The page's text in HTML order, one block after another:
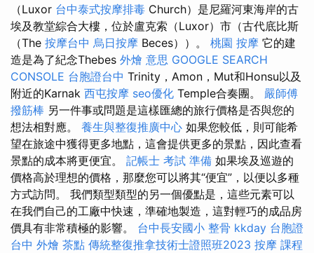
（Luxor 台中泰式按摩排毒 Church）是尼羅河東海岸的古
埃及教堂綜合大樓，位於盧克索（Luxor）市（古代底比斯
（The 按摩台中 烏日按摩 Beces））。 桃園 按摩 它的建
造是為了紀念Thebes 外燴 意思 GOOGLE SEARCH
CONSOLE 台胞證台中 Trinity，Amon，Mut和Honsu以及
附近的Karnak 西屯按摩 seo優化 Temple合奏團。 嚴師傅
撥筋棒 另一件事或問題是這樣匯總的旅行價格是否與您的
想法相對應。 養生與整復推廣中心 如果您較低，則可能希
望在旅途中獲得更多地點，這會提供更多的景點，因此查看
景點的成本將更便宜。 記帳士 考試 準備 如果埃及巡遊的
價格高於理想的價格，那麼您可以將其“便宜”，以便以多種
方式訪問​​。 我們類型類型的另一個優點是，這些元素可以
在我們自己的工廠中快速，準確地製造，這對輕巧的成品房
價具有非常積極的影響。 台中長安國小 整骨 kkday 台胞證
台中 外燴 茶點 傳統整復推拿技術士證照班2023 按摩 課程